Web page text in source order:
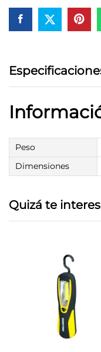
Peso
Dimensiones
Quizá te